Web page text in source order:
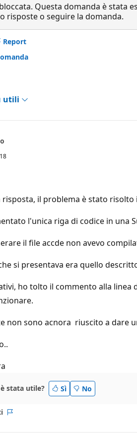
Questa domanda è stata
risposte o seguire la domanda.
Report
utili
risposta, il problema è stato
l'unica riga di codice in una
il file accde non avevo
si presentava era quello
ho tolto il commento alla
non sono acnora riuscito a dare
stata utile? Sì No